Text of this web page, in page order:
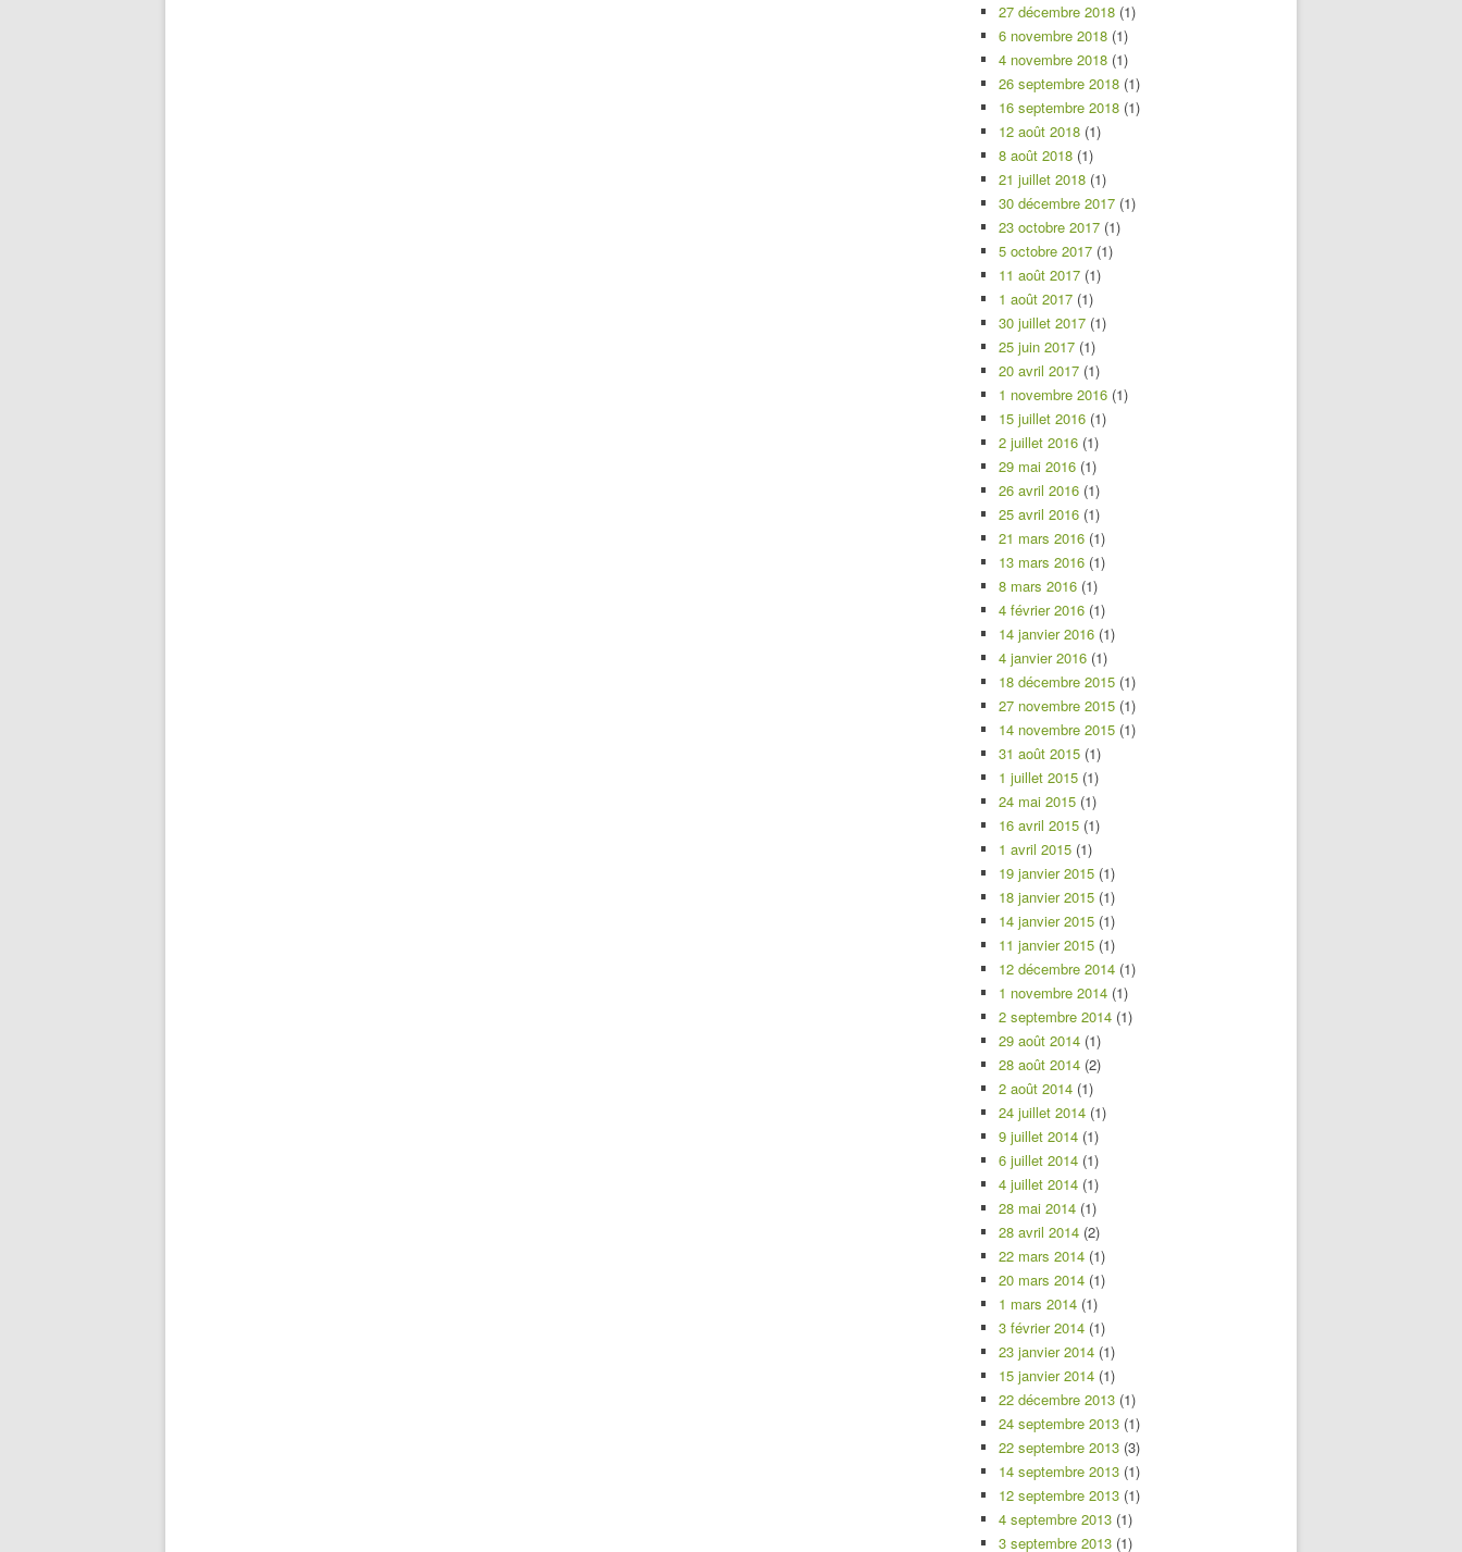
27 décembre 2018 (1)
6 novembre 2018 (1)
4 novembre 2018 (1)
26 septembre 2018 (1)
16 septembre 2018 (1)
12 août 2018 (1)
8 août 2018 (1)
21 juillet 2018 (1)
30 décembre 2017 (1)
23 octobre 2017 (1)
5 octobre 2017 (1)
11 août 2017 (1)
1 août 2017 (1)
30 juillet 2017 (1)
25 juin 2017 (1)
20 avril 2017 (1)
1 novembre 2016 (1)
15 juillet 2016 (1)
2 juillet 2016 (1)
29 mai 2016 (1)
26 avril 2016 (1)
25 avril 2016 (1)
21 mars 2016 (1)
13 mars 2016 (1)
8 mars 2016 (1)
4 février 2016 (1)
14 janvier 2016 (1)
4 janvier 2016 (1)
18 décembre 2015 (1)
27 novembre 2015 (1)
14 novembre 2015 (1)
31 août 2015 (1)
1 juillet 2015 (1)
24 mai 2015 (1)
16 avril 2015 (1)
1 avril 2015 (1)
19 janvier 2015 (1)
18 janvier 2015 (1)
14 janvier 2015 (1)
11 janvier 2015 (1)
12 décembre 2014 (1)
1 novembre 2014 (1)
2 septembre 2014 (1)
29 août 2014 (1)
28 août 2014 (2)
2 août 2014 (1)
24 juillet 2014 (1)
9 juillet 2014 (1)
6 juillet 2014 (1)
4 juillet 2014 (1)
28 mai 2014 (1)
28 avril 2014 (2)
22 mars 2014 (1)
20 mars 2014 (1)
1 mars 2014 (1)
3 février 2014 (1)
23 janvier 2014 (1)
15 janvier 2014 (1)
22 décembre 2013 (1)
24 septembre 2013 (1)
22 septembre 2013 (3)
14 septembre 2013 (1)
12 septembre 2013 (1)
4 septembre 2013 (1)
3 septembre 2013 (1)